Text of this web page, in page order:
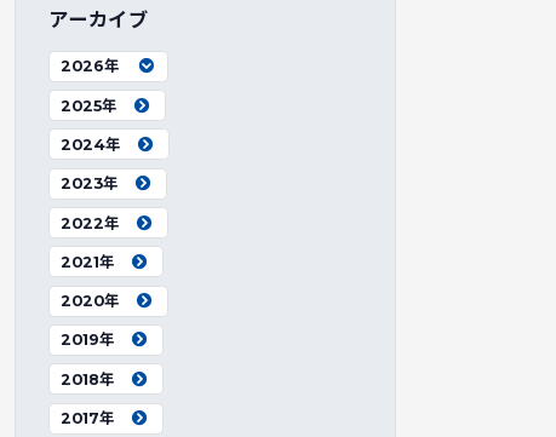
アーカイブ
2026年
2025年
2024年
2023年
2022年
2021年
2020年
2019年
2018年
2017年